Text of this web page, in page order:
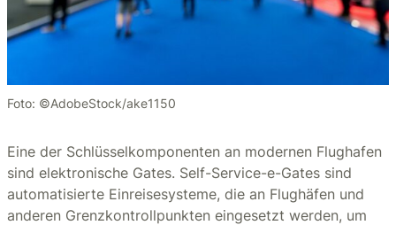
Foto: ©AdobeStock/ake1150
Eine der Schlüsselkomponenten an modernen Flughafen
sind elektronische Gates. Self-Service-e-Gates sind
automatisierte Einreisesysteme, die an Flughäfen und
anderen Grenzkontrollpunkten eingesetzt werden, um